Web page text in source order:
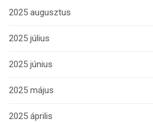
2025 augusztus
2025 július
2025 június
2025 május
2025 április